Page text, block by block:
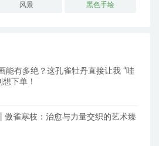
风景 黑色手绘
能有多绝？这孔雀牡丹直接让我 “哇
想下单！
傲雀寒枝：治愈与力量交织的艺术臻